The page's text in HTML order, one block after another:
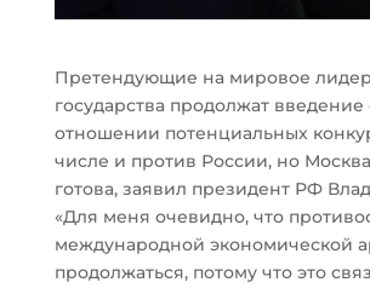
Претендующие на мировое
государства продолжат
отношении потенциальных
числе и против России, но
готова, заявил президент РФ
«Для меня очевидно, что
международной экономической
продолжаться, потому что это